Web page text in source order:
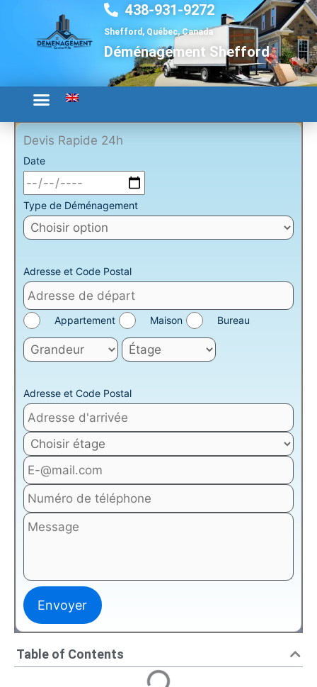
contenu
438-931-9272
Shefford, Québec, Canada
Déménagement Shefford
Devis Rapide 24h
Date
Type de Déménagement
Adresse et Code Postal
Appartement Maison Bureau
Adresse et Code Postal
Table of Contents